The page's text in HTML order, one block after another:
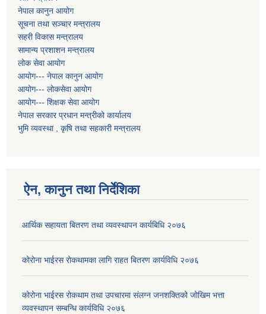
नेपाल कानुन आयोग
सूचना तथा सञ्चार मन्त्रालय
सहरी विकास मन्त्रालय
सामान्य प्रशाशन मन्त्रालय
लोक सेवा आयोग
आयोग--- नेपाल कानुन आयोग
आयोग--- लोकसेवा आयोग
आयोग--- शिक्षक सेवा आयोग
नेपाल सरकार प्रधान मन्त्रीको कार्यालय
भुमि व्यवस्था , कृषि तथा सहकारी मन्त्रालय
ऐन, कानुन तथा निर्देशिका
आर्थिक सहायता बितरण तथा व्यवस्थापन कार्यबिधि २०७६
कोरोना भाईरस रोकथामका लागि राहत बितरण कार्यविधि २०७६
कोरोना भाईरस रोकथाम तथा उपचारमा संलग्न जनशक्तिको जोखिम भत्ता
व्यवस्थापन सम्बन्धि कार्यविधि २०७६